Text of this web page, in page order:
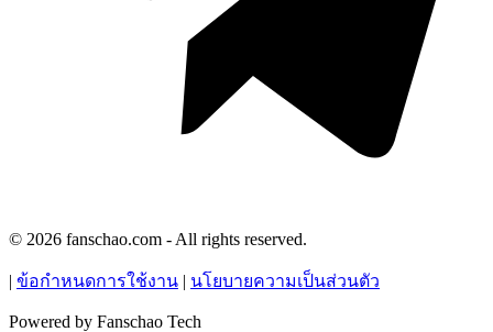
© 2026 fanschao.com - All rights reserved.
| ข้อกำหนดการใช้งาน | นโยบายความเป็นส่วนตัว
Powered by Fanschao Tech